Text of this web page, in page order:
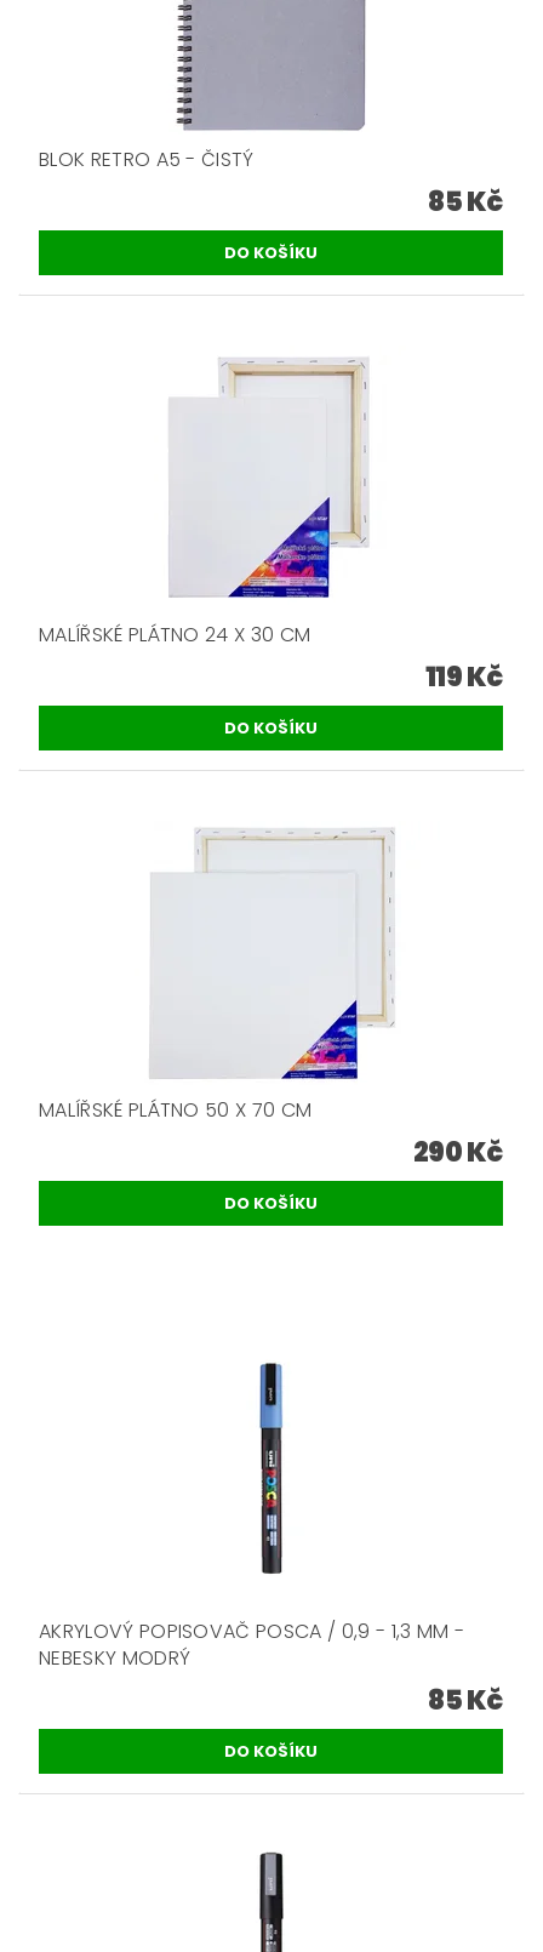
BLOK RETRO A5 - ČISTÝ
85 Kč
MALÍŘSKÉ PLÁTNO 24 X 30 CM
119 Kč
MALÍŘSKÉ PLÁTNO 50 X 70 CM
290 Kč
AKRYLOVÝ POPISOVAČ POSCA / 0,9 - 1,3 MM -
NEBESKY MODRÝ
85 Kč